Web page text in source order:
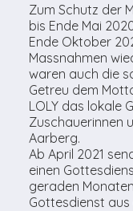
Zum Schutz der
bis Ende Mai
Ende Oktober
Massnahmen
waren auch die
Getreu dem
LOLY das lokale
Zuschauerinnen
Aarberg.
Ab April 2021
einen
geraden
Gottesdienst